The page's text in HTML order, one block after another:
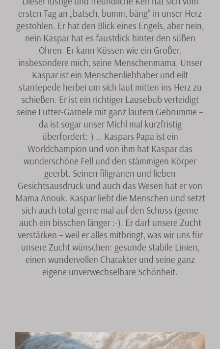
Referenzen
Katzenmama
Katzenzuhause
ersten Tag an „batsch, bumm, bäng“ in unser Herz
gestohlen. Er hat den Blick eines Engels, aber nein,
nein Kaspar hat es faustdick hinter den süßen
Ohren. Er kann Küssen wie ein Großer,
insbesondere mich, seine Menschenmama. Unser
Kaspar ist ein Menschenliebhaber und eilt
stantepede herbei um sich laut mitten ins Herz zu
schießen. Er ist ein richtiger Lausebub verteidigt
seine Futter-Garnele mit ganz lautem Gebrumme –
da ist sogar unser Michl mal kurzfristig
überfordert:-) … Kaspars Papa ist ein
Worldchampion und von ihm hat Kaspar das
wunderschöne Fell und den stämmigen Körper
geerbt. Seinen filigranen und lieben
Gesichtsausdruck und auch das Wesen hat er von
Mama Anouk. Kaspar liebt die Menschen und setzt
sich auch total gerne mal auf den Schoss (gerne
auch ein bisschen länger :-). Er darf unsere Zucht
verstärken – weil er alles mitbringt, was wir uns für
unsere Zucht wünschen: gesunde stabile Linien,
einen wundervollen Charakter und seine ganz
eigene unverwechselbare Schönheit.